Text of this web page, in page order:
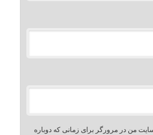
من در مرورگر برای زمانی که دوباره